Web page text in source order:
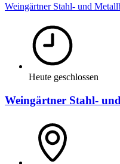
Weingärtner Stahl- und
Heute geschlossen
Weingärtner Stahl-